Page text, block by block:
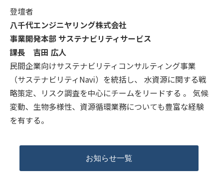
登壇者
八千代エンジニヤリング株式会社
事業開発本部 サステナビリティサービス
課長 吉田 広人
民間企業向けサステナビリティコンサルティング事業
（サステナビリティNavi）を統括し、 水資源に関する戦
略策定、リスク調査を中心にチームをリードする 。 気候
変動、生物多様性、資源循環業務についても豊富な経験
を有する。
お知らせ一覧